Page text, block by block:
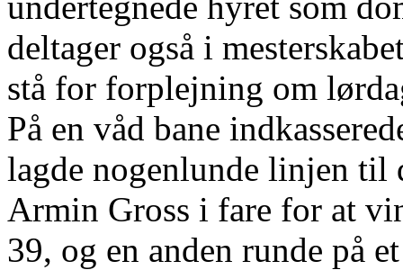
deltager også i
stå for forplejning om
På en våd bane
lagde nogenlunde linjen til
Armin Gross i fare for at
39, og en anden runde på